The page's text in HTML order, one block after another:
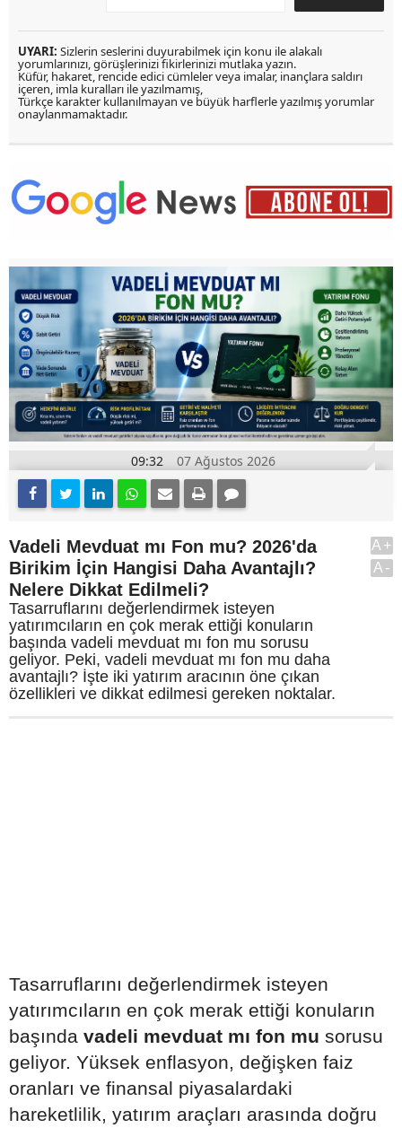
UYARI: Sizlerin seslerini duyurabilmek için konu ile alakalı
yorumlarınızı, görüşlerinizi fikirlerinizi mutlaka yazın.
Küfür, hakaret, rencide edici cümleler veya imalar, inançlara saldırı
içeren, imla kuralları ile yazılmamış,
Türkçe karakter kullanılmayan ve büyük harflerle yazılmış yorumlar
onaylanmamaktadır.
09:32 07 Ağustos 2026
Vadeli Mevduat mı Fon mu? 2026'da
Birikim İçin Hangisi Daha Avantajlı?
Nelere Dikkat Edilmeli?
Tasarruflarını değerlendirmek isteyen
yatırımcıların en çok merak ettiği konuların
başında vadeli mevduat mı fon mu sorusu
geliyor. Peki, vadeli mevduat mı fon mu daha
avantajlı? İşte iki yatırım aracının öne çıkan
özellikleri ve dikkat edilmesi gereken noktalar.
A+
A-
Tasarruflarını değerlendirmek isteyen
yatırımcıların en çok merak ettiği konuların
başında vadeli mevduat mı fon mu sorusu
geliyor. Yüksek enflasyon, değişken faiz
oranları ve finansal piyasalardaki
hareketlilik, yatırım araçları arasında doğru